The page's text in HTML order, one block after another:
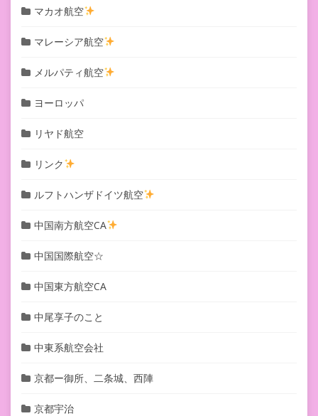
マカオ航空
マレーシア航空
メルパティ航空
ヨーロッパ
リヤド航空
リンク
ルフトハンザドイツ航空
中国南方航空CA
中国国際航空☆
中国東方航空CA
中尾享子のこと
中東系航空会社
京都ー御所、二条城、西陣
京都宇治